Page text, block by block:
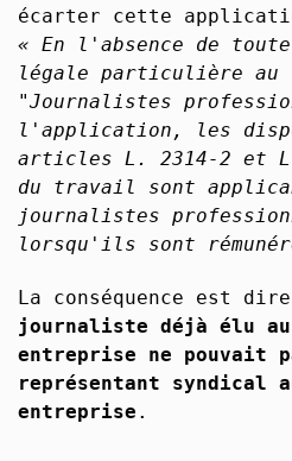
écarter cette
« En l'absence de
légale particulière
"Journalistes
l'application, les
articles L. 2314-2 et L.
du travail sont
journalistes
lorsqu'ils sont
La conséquence est
journaliste déjà élu au
entreprise ne pouvait
représentant syndical
entreprise .